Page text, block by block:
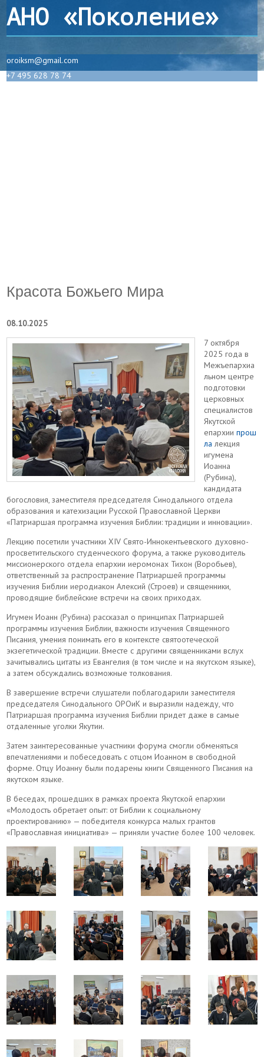
АНО «Поколение»
oroiksm@gmail.com
+7 495 628 78 74
Красота Божьего Мира
08.10.2025
7 октября
2025 года в
Межъепархиа
льном центре
подготовки
церковных
специалистов
Якутской
епархиипрош
ла лекция
игумена
Иоанна
(Рубина),
кандидата
богословия, заместителя председателя Синодального отдела
образования и катехизации Русской Православной Церкви
«Патриаршая программа изучения Библии: традиции и инновации».
Лекцию посетили участники XIV Свято-Иннокентьевского духовно-
просветительского студенческого форума, а также руководитель
миссионерского отдела епархии иеромонах Тихон (Воробьев),
ответственный за распространение Патриаршей программы
изучения Библии иеродиакон Алексий (Строев) и священники,
проводящие библейские встречи на своих приходах.
Игумен Иоанн (Рубина) рассказал о принципах Патриаршей
программы изучения Библии, важности изучения Священного
Писания, умения понимать его в контексте святоотеческой
экзегетической традиции. Вместе с другими священниками вслух
зачитывались цитаты из Евангелия (в том числе и на якутском языке),
а затем обсуждались возможные толкования.
В завершение встречи слушатели поблагодарили заместителя
председателя Синодального ОРОиК и выразили надежду, что
Патриаршая программа изучения Библии придет даже в самые
отдаленные уголки Якутии.
Затем заинтересованные участники форума смогли обменяться
впечатлениями и побеседовать с отцом Иоанном в свободной
форме. Отцу Иоанну были подарены книги Священного Писания на
якутском языке.
В беседах, прошедших в рамках проекта Якутской епархии
«Молодость обретает опыт: от Библии к социальному
проектированию» — победителя конкурса малых грантов
«Православная инициатива» — приняли участие более 100 человек.